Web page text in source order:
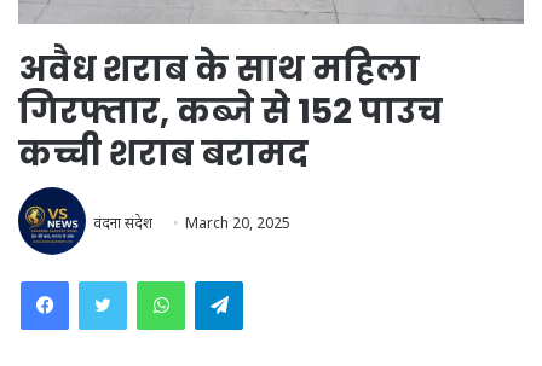
अवैध शराब के साथ महिला
गिरफ्तार, कब्जे से 152 पाउच
कच्ची शराब बरामद
वंदना संदेश March 20, 2025
WhatsAppTelegram